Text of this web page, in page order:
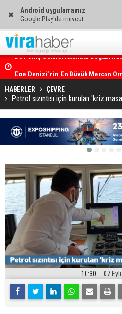
Android uygulamamız
Google Play'de mevcut
HABERLER ÇEVRE
Petrol sızıntısı için kurulan 'kriz
10:30 07